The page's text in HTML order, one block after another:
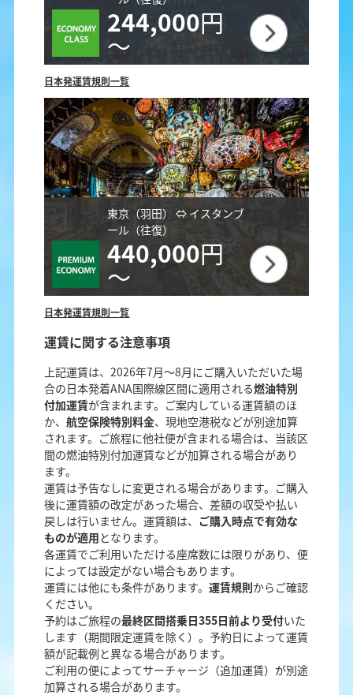
244,000円
～
日本発運賃規則一覧
東京（羽田） ⇔ イスタンブ
ール（往復）
440,000円
～
日本発運賃規則一覧
運賃に関する注意事項
上記運賃は、2026年7月～8月にご購入いただいた場
合の日本発着ANA国際線区間に適用される燃油特別
付加運賃が含まれます。ご案内している運賃額のほ
か、航空保険特別料金、現地空港税などが別途加算
されます。ご旅程に他社便が含まれる場合は、当該区
間の燃油特別付加運賃などが加算される場合があり
ます。
運賃は予告なしに変更される場合があります。ご購入
後に運賃額の改定があった場合、差額の収受や払い
戻しは行いません。運賃額は、 ご購入時点で有効な
ものが適用 となります。
各運賃でご利用いただける座席数には限りがあり、便
によっては設定がない場合もあります。
運賃には他にも条件があります。運賃規則からご確認
ください。
予約はご旅程の最終区間搭乗日355日前より受付いた
します（期間限定運賃を除く）。予約日によって運賃
額が記載例と異なる場合があります。
ご利用の便によってサーチャージ（追加運賃）が別途
加算される場合があります。